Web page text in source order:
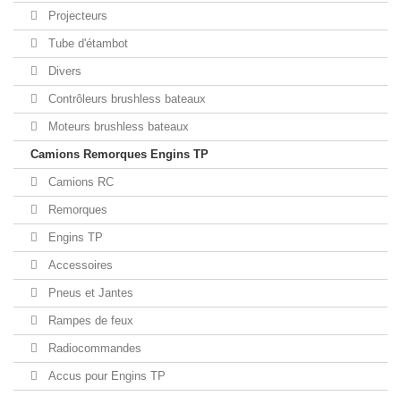
Projecteurs
Tube d'étambot
Divers
Contrôleurs brushless bateaux
Moteurs brushless bateaux
Camions Remorques Engins TP
Camions RC
Remorques
Engins TP
Accessoires
Pneus et Jantes
Rampes de feux
Radiocommandes
Accus pour Engins TP